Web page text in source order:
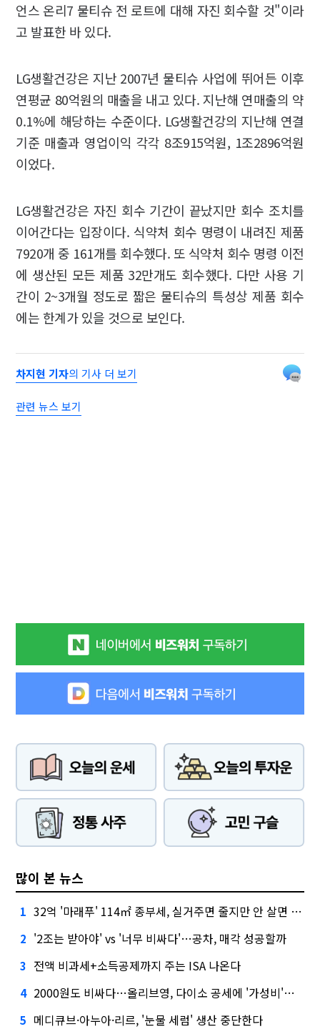
언스 온리7 물티슈 전 로트에 대해 자진 회수할 것"이라
고 발표한 바 있다.
LG생활건강은 지난 2007년 물티슈 사업에 뛰어든 이후
연평균 80억원의 매출을 내고 있다. 지난해 연매출의 약
0.1%에 해당하는 수준이다. LG생활건강의 지난해 연결
기준 매출과 영업이익 각각 8조915억원, 1조2896억원
이었다.
LG생활건강은 자진 회수 기간이 끝났지만 회수 조치를
이어간다는 입장이다. 식약처 회수 명령이 내려진 제품
7920개 중 161개를 회수했다. 또 식약처 회수 명령 이전
에 생산된 모든 제품 32만개도 회수했다. 다만 사용 기
간이 2~3개월 정도로 짧은 물티슈의 특성상 제품 회수
에는 한계가 있을 것으로 보인다.
차지현 기자의 기사 더 보기
관련 뉴스 보기
많이 본 뉴스
1 32억 '마래푸' 114㎡ 종부세, 실거주면 줄지만 안 살면 2.5배
2 '2조는 받아야' vs '너무 비싸다'…공차, 매각 성공할까
3 전액 비과세+소득공제까지 주는 ISA 나온다
4 2000원도 비싸다…올리브영, 다이소 공세에 '가성비'로 맞불
5 메디큐브·아누아·리르, '눈물 세럼' 생산 중단한다